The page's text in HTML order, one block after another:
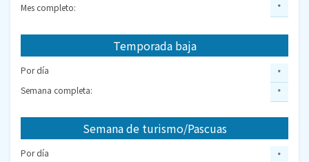
Mes completo:
*
Temporada baja
Por día
Semana completa:
*
*
Semana de turismo/Pascuas
Por día
*